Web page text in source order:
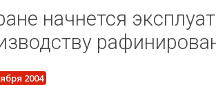
начнется
2004